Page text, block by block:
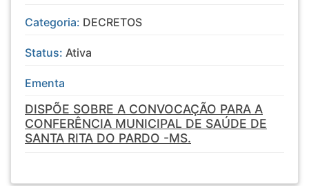
Categoria: DECRETOS
Status: Ativa
Ementa
DISPÕE SOBRE A CONVOCAÇÃO PARA A
CONFERÊNCIA MUNICIPAL DE SAÚDE DE
SANTA RITA DO PARDO -MS.